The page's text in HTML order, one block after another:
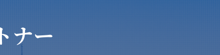
ナー